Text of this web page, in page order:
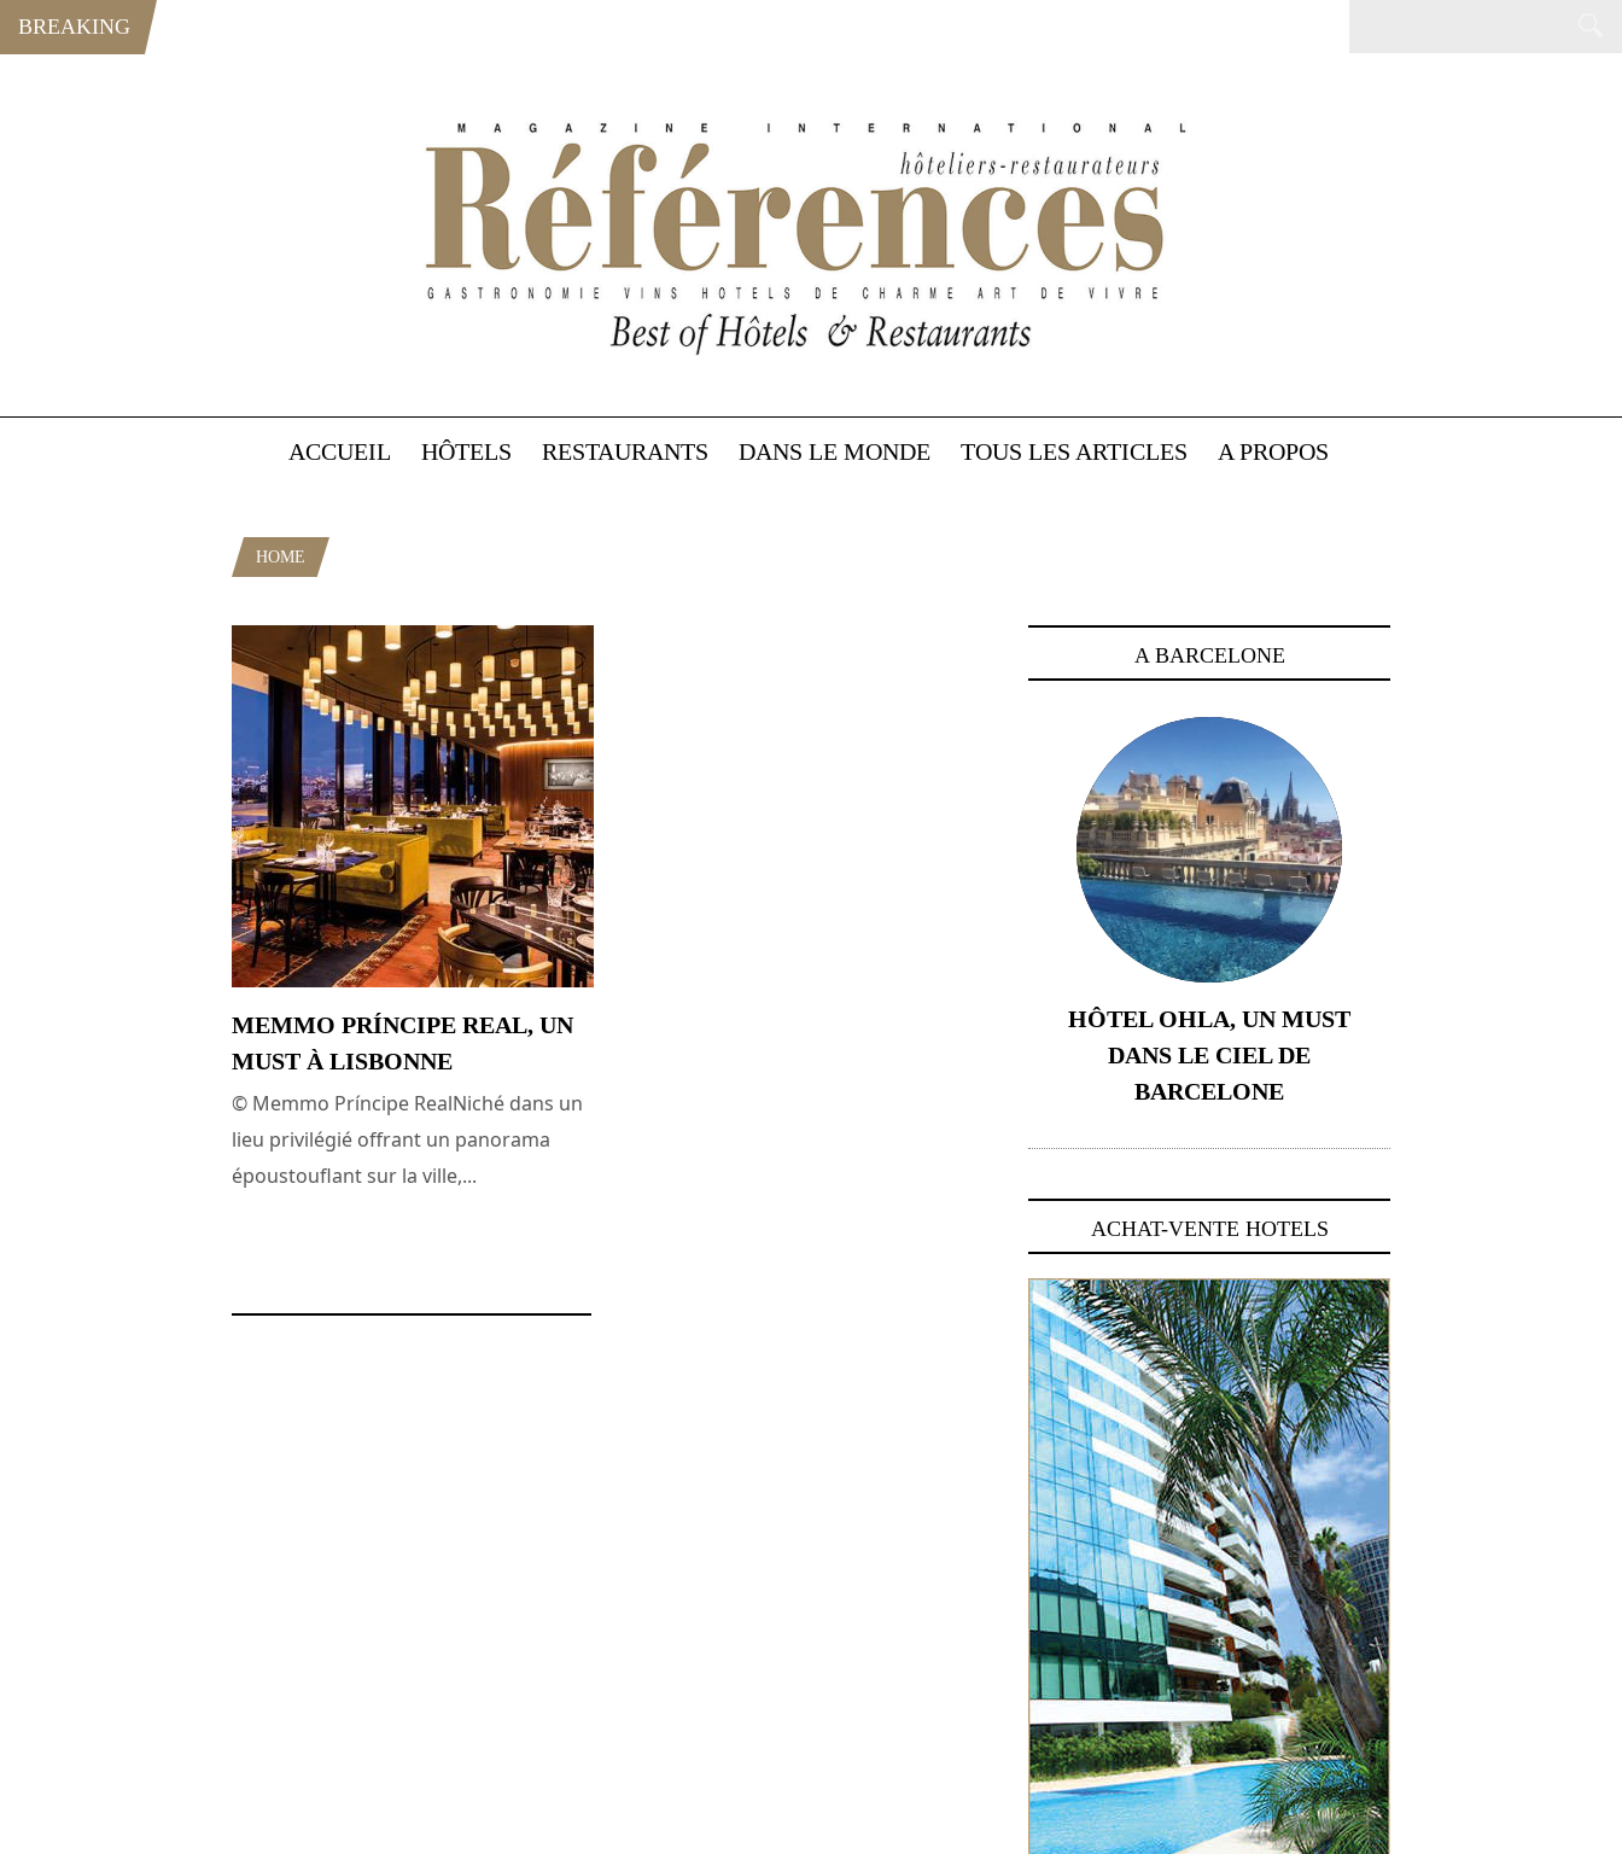
BREAKING
ACCUEIL HÔTELS RESTAURANTS DANS LE MONDE TOUS LES ARTICLES A PROPOS
HOME
MEMMO PRÍNCIPE REAL, UN
MUST À LISBONNE
© Memmo Príncipe RealNiché dans un
lieu privilégié offrant un panorama
époustouflant sur la ville,...
A BARCELONE
HÔTEL OHLA, UN MUST
DANS LE CIEL DE
BARCELONE
ACHAT-VENTE HOTELS